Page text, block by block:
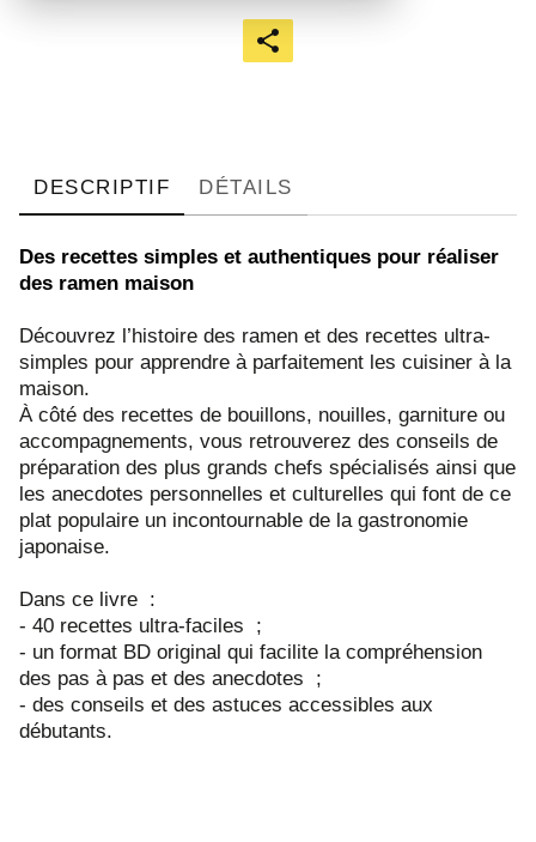
DESCRIPTIF DÉTAILS
Des recettes simples et authentiques pour réaliser
des ramen maison
Découvrez l’histoire des ramen et des recettes ultra-
simples pour apprendre à parfaitement les cuisiner à la
maison.
À côté des recettes de bouillons, nouilles, garniture ou
accompagnements, vous retrouverez des conseils de
préparation des plus grands chefs spécialisés ainsi que
les anecdotes personnelles et culturelles qui font de ce
plat populaire un incontournable de la gastronomie
japonaise.
Dans ce livre :
- 40 recettes ultra-faciles ;
- un format BD original qui facilite la compréhension
des pas à pas et des anecdotes ;
- des conseils et des astuces accessibles aux
débutants.